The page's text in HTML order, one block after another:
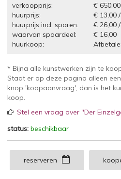
verkoopprijs:
€
huurprijs:
€ 13,00
huurprijs incl. sparen:
€ 26,00
waarvan spaardeel:
€ 16,00
huurkoop:
* Bijna alle kunstwerken zijn te
Staat er op deze pagina alleen
knop 'koopaanvraag', dan is het
koop.
Stel een vraag over "Der
status: beschikbaar
reserveren